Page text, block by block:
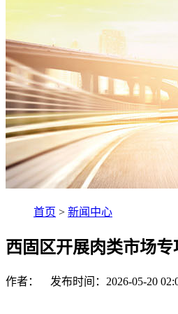
首页 > 新闻中心
西固区开展肉类市场
作者： 发布时间：2026-05-20